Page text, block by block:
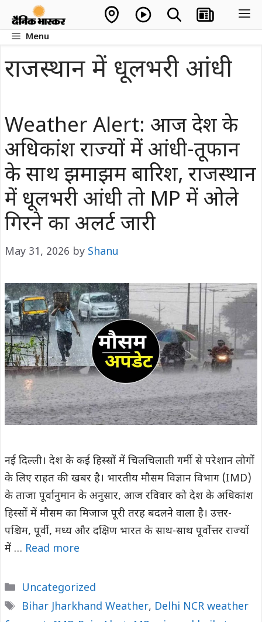
contentMenu
राजस्थान में धूलभरी आंधी
Weather Alert: आज देश के
अधिकांश राज्यों में आंधी-तूफान
के साथ झमाझम बारिश, राजस्थान
में धूलभरी आंधी तो MP में ओले
गिरने का अलर्ट जारी
May 31, 2026 by Shanu
नई दिल्ली। देश के कई हिस्सों में चिलचिलाती गर्मी से परेशान लोगों
के लिए राहत की खबर है। भारतीय मौसम विज्ञान विभाग (IMD)
के ताजा पूर्वानुमान के अनुसार, आज रविवार को देश के अधिकांश
हिस्सों में मौसम का मिजाज पूरी तरह बदलने वाला है। उत्तर-
पश्चिम, पूर्वी, मध्य और दक्षिण भारत के साथ-साथ पूर्वोत्तर राज्यों
में … Read more
Categories
Uncategorized
Tags
Bihar Jharkhand Weather, Delhi NCR weather